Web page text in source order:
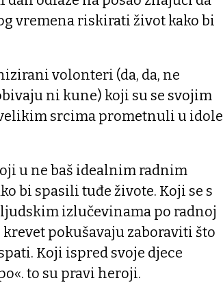
vremena riskirati život kako bi
volonteri (da, da, ne
ni kune) koji su se svojim
srcima prometnuli u idole
u ne baš idealnim radnim
bi spasili tuđe živote. Koji se s
izlučevinama po radnoj
pokušavaju zaboraviti što
Koji ispred svoje djece
to su pravi heroji.